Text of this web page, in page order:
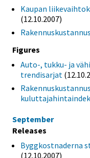
Kaupan
(12.10.2007)
Figures
Auto-, tukku- ja
trendisarjat
September
Releases
Byggkostnaderna
(12.10.2007)